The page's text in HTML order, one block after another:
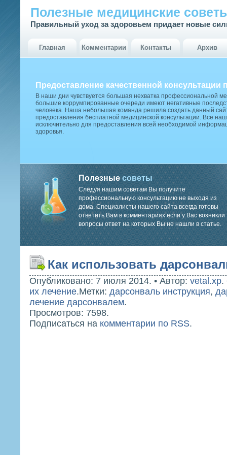
Полезные медицинские
Правильный уход за здоровьем придает новые
Главная Комментарии Контакты Архив
Предоставление качественной консультации
В наши дни чувствуется большая нехватка профессиональной
большие коррумпированные очереди имеют негативные
человека. Наша небольшая команда решила создать данный
предоставления бесплатной медицинской консультации. Все
исключительно для предоставления всей необходимой
здоровья.
Полезныесоветы
Следуя нашим советам Вы получите
профессиональную консультацию не выходя из
дома. Специалисты нашего сайта всегда готовы
ответить Вам в комментариях если у Вас возникли
вопросы ответ на которых Вы не нашли в статье.
Как использовать
Опубликовано: 7 июля 2014. • Автор: vetal.xp.
их лечение.Метки: дарсонваль инструкция,
лечение дарсонвалем.
Просмотров: 7598.
Подписаться на комментарии по RSS.